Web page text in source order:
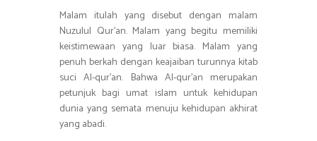
Malam itulah yang disebut dengan malam
Nuzulul Qur’an. Malam yang begitu memiliki
keistimewaan yang luar biasa. Malam yang
penuh berkah dengan keajaiban turunnya kitab
suci Al-qur’an. Bahwa Al-qur’an merupakan
petunjuk bagi umat islam untuk kehidupan
dunia yang semata menuju kehidupan akhirat
yang abadi.